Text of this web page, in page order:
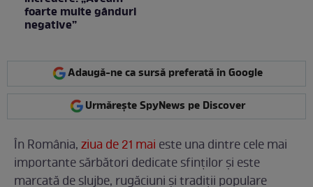
foarte multe gânduri
negative”
Adaugă-ne ca sursă preferată în Google
Urmărește SpyNews pe Discover
În România,ziua de 21 mai este una dintre cele mai
importante sărbători dedicate sfinților și este
marcată de slujbe, rugăciuni și tradiții populare